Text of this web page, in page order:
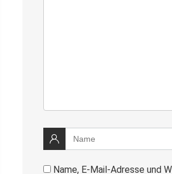
Name, E-Mail-Adresse und